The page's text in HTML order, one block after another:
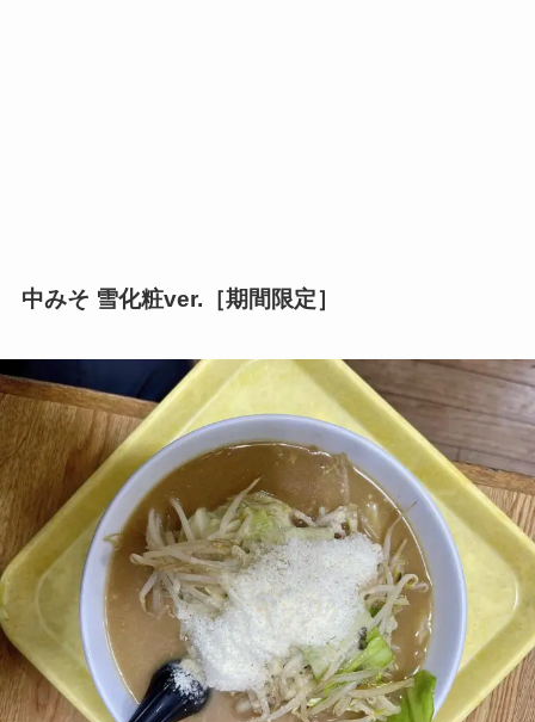
中みそ 雪化粧ver.［期間限定］